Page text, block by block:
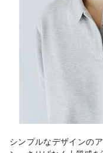
シンプルなデザインの